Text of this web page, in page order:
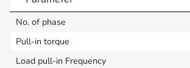
No. of phase
Pull-in torque
Load pull-in Frequency